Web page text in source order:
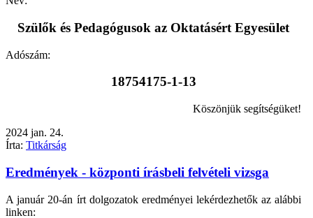
Szülők és Pedagógusok az Oktatásért Egyesület
Adószám:
18754175-1-13
Köszönjük segítségüket!
2024 jan. 24.
Írta: Titkárság
Eredmények - központi írásbeli felvételi vizsga
A január 20-án írt dolgozatok eredményei lekérdezhetők az alábbi
linken: